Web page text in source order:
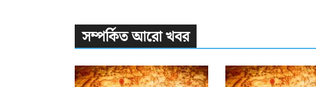
সম্পর্কিত আরো খবর